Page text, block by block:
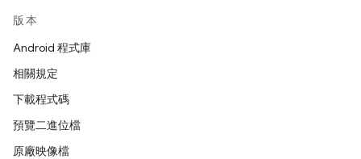
版本
Android 程式庫
相關規定
下載程式碼
預覽二進位檔
原廠映像檔